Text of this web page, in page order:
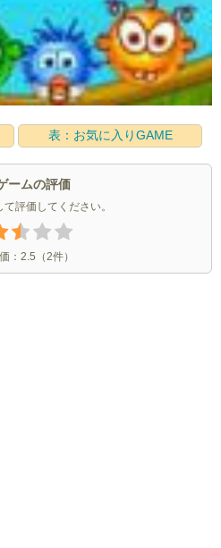
表：お気に入りGAME
ームの評価
評価してください。
： 2.5 （2件）